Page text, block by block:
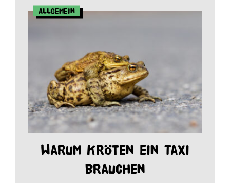
Allgemein
Warum Kröten ein Taxi
brauchen